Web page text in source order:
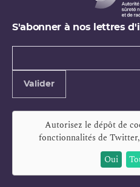
S'abonner à nos lettres
Types de
Valider
Autorisez le dépôt de
fonctionnalités de
Oui